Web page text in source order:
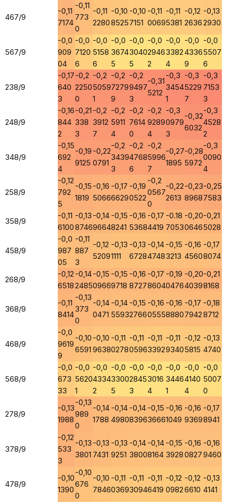
467/9
-0,11
7174
-0,11
773
0
-0,11
2280
-0,10
8525
-0,10
7151
-0,11
0069
-0,11
5381
-0,12
2636
-0,13
2930
567/9
-0,0
909
04
-0,0
7120
6
-0,0
5158
6
-0,0
3674
5
-0,0
3040
5
-0,0
2946
2
-0,0
3382
4
-0,0
4336
9
-0,0
5507
6
238/9
-0,17
640
3
-0,2
2250
0
-0,2
5059
1
-0,2
7279
9
-0,2
9497
3
-0,31
5212
-0,3
3454
1
-0,3
5229
7
-0,3
7153
3
248/9
-0,16
844
2
-0,21
338
3
-0,2
3912
7
-0,2
5911
4
-0,2
7614
0
-0,2
9289
4
-0,3
0979
3
-0,32
6032
-0,3
4528
2
348/9
-0,15
692
4
-0,19
9125
-0,22
0791
-0,2
3439
3
-0,2
4768
6
-0,2
5996
7
-0,27
1895
-0,28
5972
-0,3
0090
4
258/9
-0,12
792
5
-0,15
1819
-0,16
5066
-0,17
6629
-0,19
0522
-0,2
0567
0
-0,22
2613
-0,23
8968
-0,25
7583
358/9
-0,11
6100
-0,13
8746
-0,14
9664
-0,15
8241
-0,16
5368
-0,17
4419
-0.18
7053
-0,20
0646
-0,21
5028
458/9
-0,0
987
05
-0,11
887
3
-0,12
5209
-0,13
1111
-0,13
6728
-0,14
4748
-0,15
3213
-0,16
4560
-0,17
8074
268/9
-0,12
6518
-0,14
2485
-0,15
0966
-0,15
9718
-0,16
8727
-0,17
8604
-0,19
0476
-0,20
4039
-0,21
8168
368/9
-0,11
8414
-0,13
373
0
-0,14
0471
-0,14
5593
-0,15
2766
-0,16
0555
-0,16
8880
-0,17
7942
-0,18
8712
468/9
-0,0
9619
9
-0,10
6591
-0,10
9638
-0,11
0278
-0,11
0596
-0,11
3392
-0,11
9340
-0,12
5815
-0,13
4740
568/9
-0,0
673
33
-0,0
5620
1
-0,0
4334
2
-0,0
3300
5
-0,0
2845
3
-0,0
3016
4
-0,0
3446
1
-0,0
4140
4
-0,0
5007
0
278/9
-0,13
1988
-0,13
989
0
-0,14
1788
-0,14
4980
-0,14
8396
-0,15
3666
-0,16
1049
-0,16
9369
-0,17
8941
378/9
-0,12
533
3
-0,13
3801
-0,13
7431
-0,13
9251
-0,14
3800
-0,14
8164
-0,15
3928
-0,16
0827
-0,16
9460
478/9
-0,10
1390
-0,10
676
0
-0,10
7846
-0,11
0369
-0,11
3094
-0,11
6419
-0,12
0982
-0,12
6610
-0,13
4141